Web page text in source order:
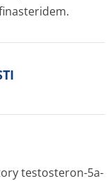
testosteron-5a-